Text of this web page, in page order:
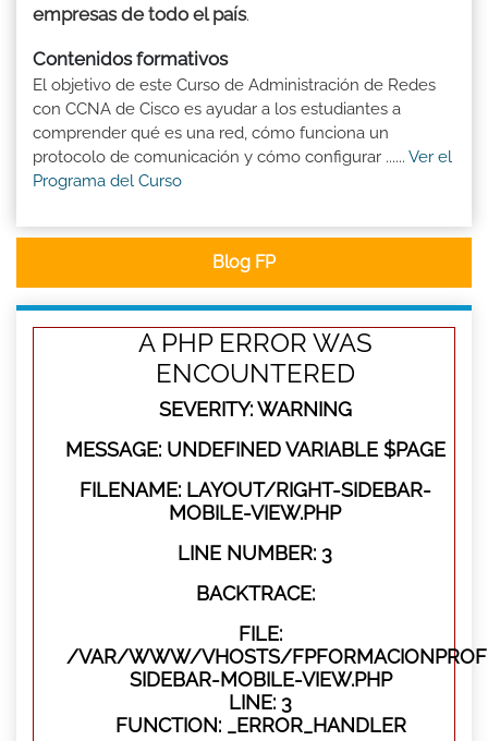
empresas de todo el país.
Contenidos formativos
El objetivo de este Curso de Administración de Redes
con CCNA de Cisco es ayudar a los estudiantes a
comprender qué es una red, cómo funciona un
protocolo de comunicación y cómo configurar ...... Ver el
Programa del Curso
Blog FP
A PHP ERROR WAS
ENCOUNTERED
SEVERITY: WARNING
MESSAGE: UNDEFINED VARIABLE $PAGE
FILENAME: LAYOUT/RIGHT-SIDEBAR-
MOBILE-VIEW.PHP
LINE NUMBER: 3
BACKTRACE:
FILE:
/VAR/WWW/VHOSTS/
SIDEBAR-MOBILE-VIEW.PHP
LINE: 3
FUNCTION: _ERROR_HANDLER